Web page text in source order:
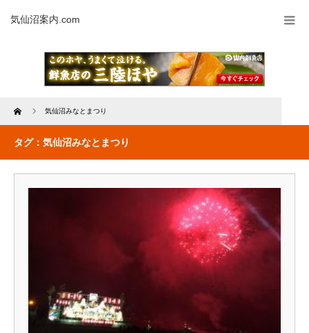
気仙沼案内.com
Home 気仙沼みなとまつり
タグ：気仙沼みなとまつり